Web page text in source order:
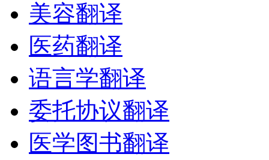
美容翻译
医药翻译
语言学翻译
委托协议翻译
医学图书翻译